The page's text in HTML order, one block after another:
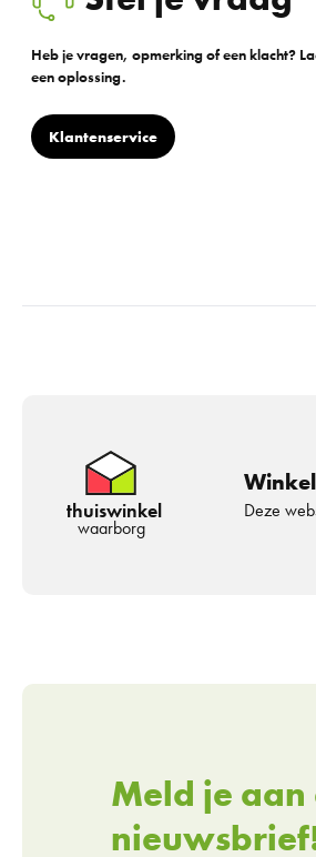
Heb je vragen, opmerking of een klacht?
een oplossing.
Klantenservice
thuiswinkel
waarborg
Deze
Meld je